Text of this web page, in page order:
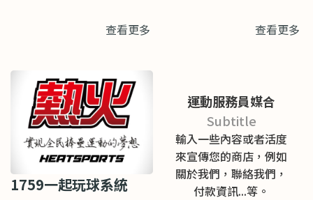
查看更多 查看更多
1759一起玩球系統
運動服務員媒合
Subtitle
輸入一些內容或者活度
來宣傳您的商店，例如
關於我們，聯絡我們，
付款資訊...等。